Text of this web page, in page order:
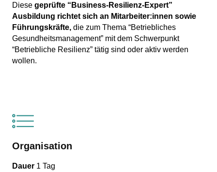
Diese geprüfte “Business-Resilienz-Expert”
Ausbildung richtet sich an Mitarbeiter:innen sowie
Führungskräfte, die zum Thema “Betriebliches
Gesundheitsmanagement” mit dem Schwerpunkt
“Betriebliche Resilienz” tätig sind oder aktiv werden
wollen.
Organisation
Dauer 1 Tag